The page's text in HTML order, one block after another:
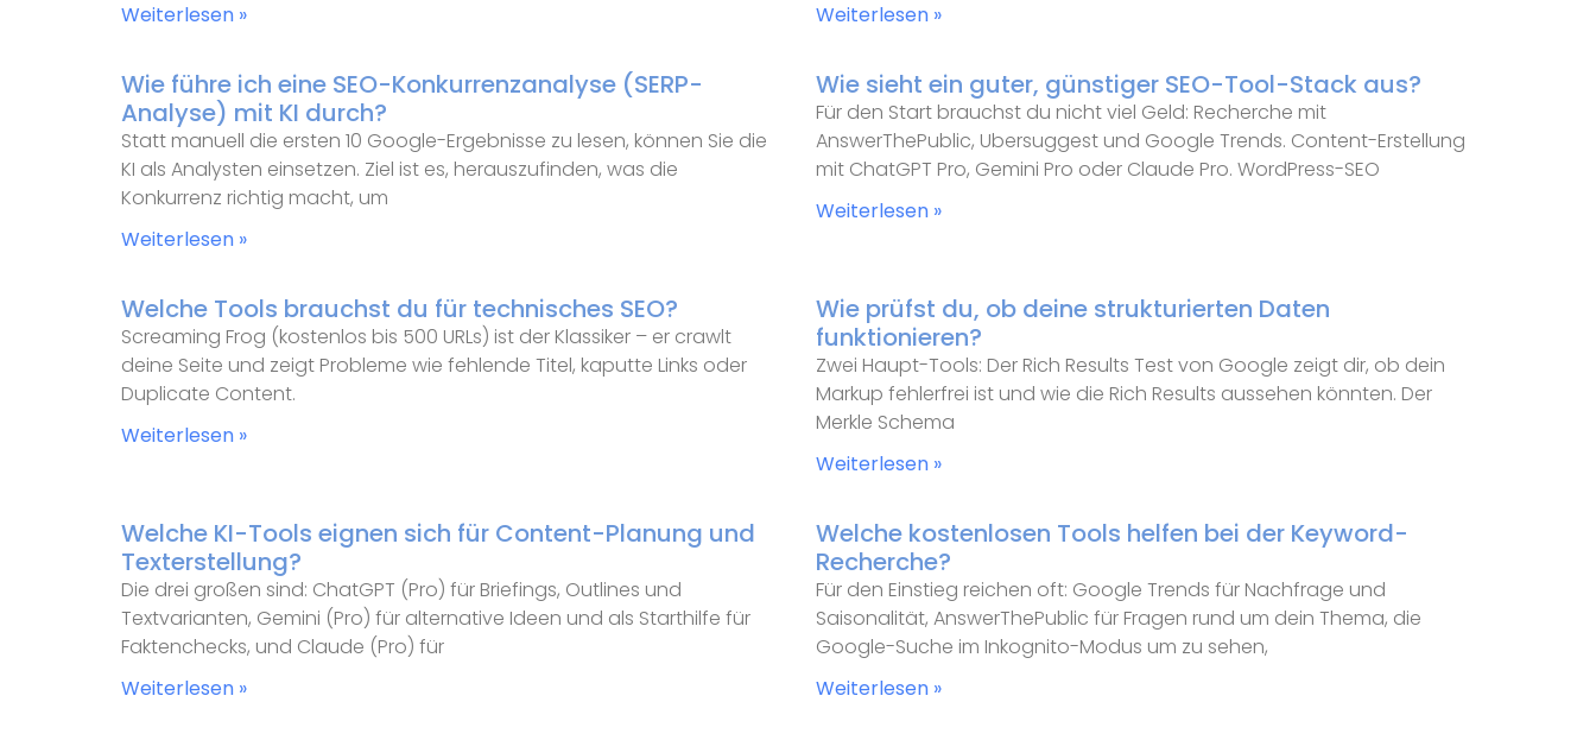
Weiterlesen »
Weiterlesen »
Wie führe ich eine SEO-Konkurrenzanalyse (SERP-
Analyse) mit KI durch?
Statt manuell die ersten 10 Google-Ergebnisse zu lesen, können Sie die
KI als Analysten einsetzen. Ziel ist es, herauszufinden, was die
Konkurrenz richtig macht, um
Weiterlesen »
Wie sieht ein guter, günstiger SEO-Tool-Stack aus?
Für den Start brauchst du nicht viel Geld: Recherche mit
AnswerThePublic, Ubersuggest und Google Trends. Content-Erstellung
mit ChatGPT Pro, Gemini Pro oder Claude Pro. WordPress-SEO
Weiterlesen »
Welche Tools brauchst du für technisches SEO?
Screaming Frog (kostenlos bis 500 URLs) ist der Klassiker – er crawlt
deine Seite und zeigt Probleme wie fehlende Titel, kaputte Links oder
Duplicate Content.
Weiterlesen »
Wie prüfst du, ob deine strukturierten Daten
funktionieren?
Zwei Haupt-Tools: Der Rich Results Test von Google zeigt dir, ob dein
Markup fehlerfrei ist und wie die Rich Results aussehen könnten. Der
Merkle Schema
Weiterlesen »
Welche KI-Tools eignen sich für Content-Planung und
Texterstellung?
Die drei großen sind: ChatGPT (Pro) für Briefings, Outlines und
Textvarianten, Gemini (Pro) für alternative Ideen und als Starthilfe für
Faktenchecks, und Claude (Pro) für
Weiterlesen »
Welche kostenlosen Tools helfen bei der Keyword-
Recherche?
Für den Einstieg reichen oft: Google Trends für Nachfrage und
Saisonalität, AnswerThePublic für Fragen rund um dein Thema, die
Google-Suche im Inkognito-Modus um zu sehen,
Weiterlesen »